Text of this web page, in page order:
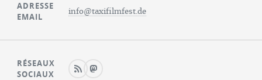
ADRESSE
EMAIL
info@taxifilmfest.de
RÉSEAUX
SOCIAUX